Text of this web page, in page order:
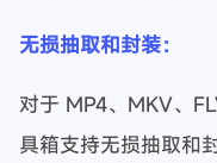
无损抽取和封装：
对于 MP4、MKV、
具箱支持无损抽取和